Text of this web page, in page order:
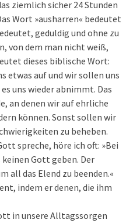
ziemlich sicher 24 Stunden
Wort »ausharren« bedeutet
geduldig und ohne zu
von dem man nicht weiß,
dieses biblische Wort:
etwas auf und wir sollen uns
uns wieder abnimmt. Das
an denen wir auf ehrliche
können. Sonst sollen wir
zu beheben.
spreche, höre ich oft: »Bei
Gott geben. Der
all das Elend zu beenden.«
indem er denen, die ihm
in unsere Alltagssorgen